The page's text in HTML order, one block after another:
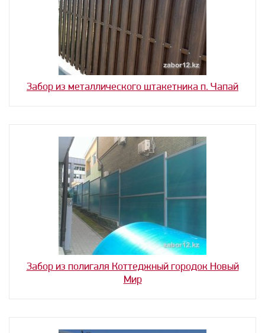
Забор из металлического штакетника п. Чапай
Забор из полигаля Коттеджный городок Новый
Мир